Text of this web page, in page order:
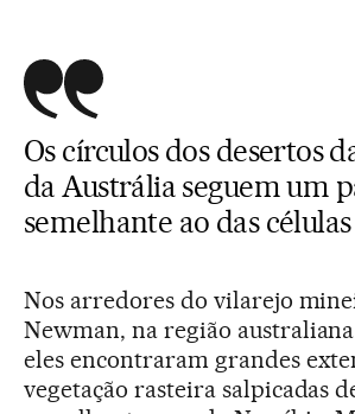
Os círculos dos desertos
da Austrália seguem um
semelhante ao das
Nos arredores do vilarejo
Newman, na região
eles encontraram grandes
vegetação rasteira salpicadas